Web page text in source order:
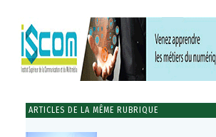
ARTICLES DE LA MÊME RUBRIQUE